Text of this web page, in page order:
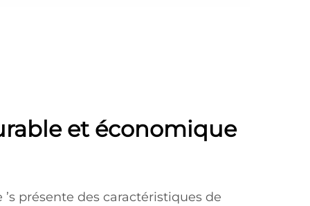
et économique
’s présente des caractéristiques de